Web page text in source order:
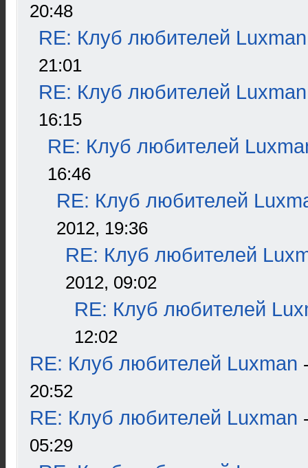
20:48
RE: Клуб любителей Luxman
21:01
RE: Клуб любителей Luxman
16:15
RE: Клуб любителей
16:46
RE: Клуб любителей
2012, 19:36
RE: Клуб любителей
2012, 09:02
RE: Клуб любителей
12:02
RE: Клуб любителей Luxman
20:52
RE: Клуб любителей Luxman
05:29